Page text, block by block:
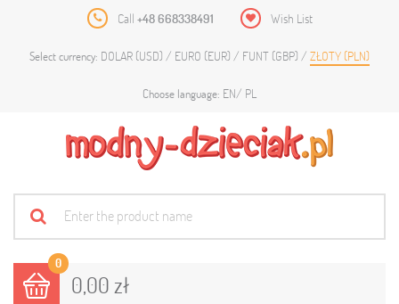
Call +48 668338491 Wish List
Select currency: DOLAR (USD) EURO (EUR) FUNT (GBP) ZŁOTY (PLN)
Choose language: EN PL
0
0,00 zł